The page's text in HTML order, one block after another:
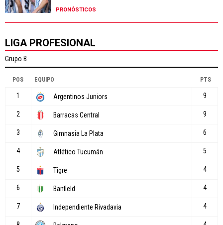
PRONÓSTICOS
LIGA PROFESIONAL